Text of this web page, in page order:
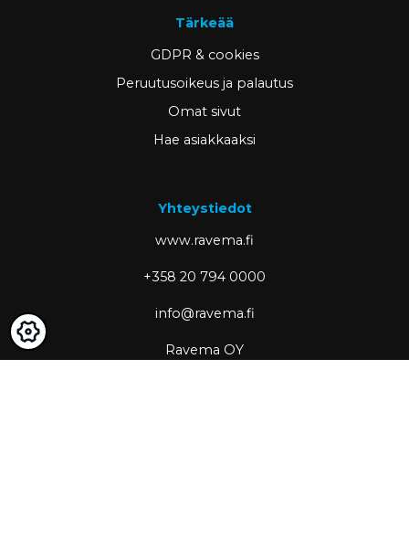
Tärkeää
GDPR & cookies
Peruutusoikeus ja palautus
Omat sivut
Hae asiakkaaksi
Yhteystiedot
www.ravema.fi
+358 20 794 0000
info@ravema.fi
Ravema OY